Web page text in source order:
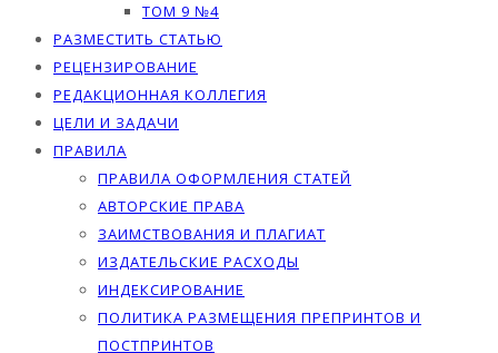
ТОМ 9 №4
РАЗМЕСТИТЬ СТАТЬЮ
РЕЦЕНЗИРОВАНИЕ
РЕДАКЦИОННАЯ КОЛЛЕГИЯ
ЦЕЛИ И ЗАДАЧИ
ПРАВИЛА
ПРАВИЛА ОФОРМЛЕНИЯ СТАТЕЙ
АВТОРСКИЕ ПРАВА
ЗАИМСТВОВАНИЯ И ПЛАГИАТ
ИЗДАТЕЛЬСКИЕ РАСХОДЫ
ИНДЕКСИРОВАНИЕ
ПОЛИТИКА РАЗМЕЩЕНИЯ ПРЕПРИНТОВ И
ПОСТПРИНТОВ